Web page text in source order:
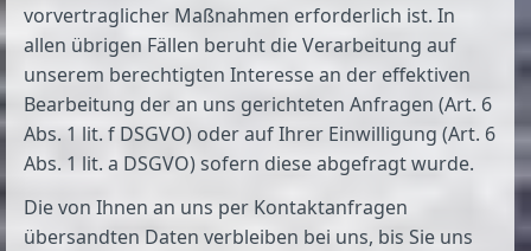
vorvertraglicher Maßnahmen erforderlich ist. In
allen übrigen Fällen beruht die Verarbeitung auf
unserem berechtigten Interesse an der effektiven
Bearbeitung der an uns gerichteten Anfragen (Art. 6
Abs. 1 lit. f DSGVO) oder auf Ihrer Einwilligung (Art. 6
Abs. 1 lit. a DSGVO) sofern diese abgefragt wurde.
Die von Ihnen an uns per Kontaktanfragen
übersandten Daten verbleiben bei uns, bis Sie uns